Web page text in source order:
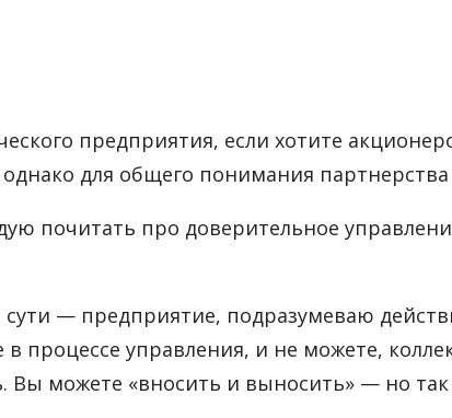
предприятия, если хотите
для общего понимания
почитать про доверительное
— предприятие, подразумеваю
процессе управления, и не можете,
можете «вносить и выносить» — но